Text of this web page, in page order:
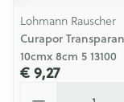
Lohmann Rauscher
Curapor
10cmx 8cm 5 13100
€ 9,27